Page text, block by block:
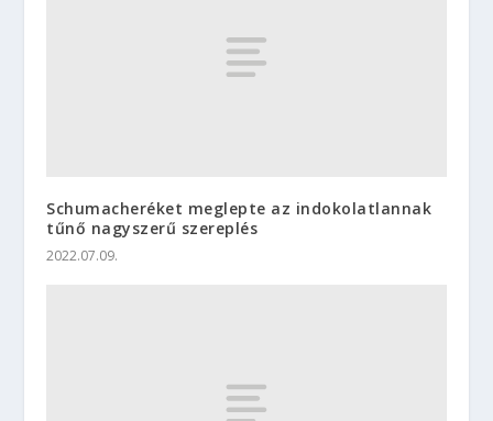
Schumacheréket meglepte az indokolatlannak
tűnő nagyszerű szereplés
2022.07.09.